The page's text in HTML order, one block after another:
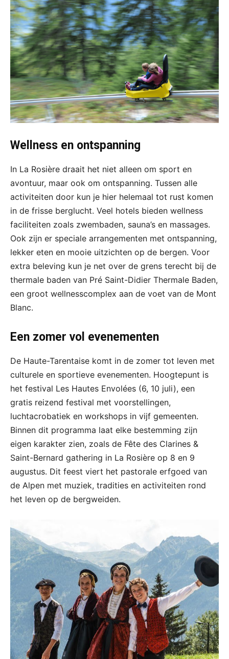
Wellness en ontspanning
In La Rosière draait het niet alleen om sport en
avontuur, maar ook om ontspanning. Tussen alle
activiteiten door kun je hier helemaal tot rust komen
in de frisse berglucht. Veel hotels bieden wellness
faciliteiten zoals zwembaden, sauna’s en massages.
Ook zijn er speciale arrangementen met ontspanning,
lekker eten en mooie uitzichten op de bergen. Voor
extra beleving kun je net over de grens terecht bij de
thermale baden van Pré Saint-Didier Thermale Baden,
een groot wellnesscomplex aan de voet van de Mont
Blanc.
Een zomer vol evenementen
De Haute-Tarentaise komt in de zomer tot leven met
culturele en sportieve evenementen. Hoogtepunt is
het festival Les Hautes Envolées (6, 10 juli), een
gratis reizend festival met voorstellingen,
luchtacrobatiek en workshops in vijf gemeenten.
Binnen dit programma laat elke bestemming zijn
eigen karakter zien, zoals de Fête des Clarines &
Saint-Bernard gathering in La Rosière op 8 en 9
augustus. Dit feest viert het pastorale erfgoed van
de Alpen met muziek, tradities en activiteiten rond
het leven op de bergweiden.